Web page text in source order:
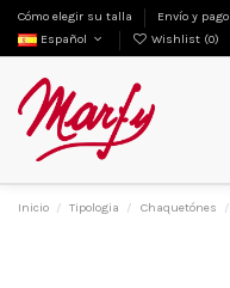
Cómo elegir su talla Envío y pago
Español
Wishlist (0)
Inicio Tipologia Chaquetónes